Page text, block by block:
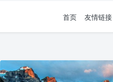
首页 友情链接